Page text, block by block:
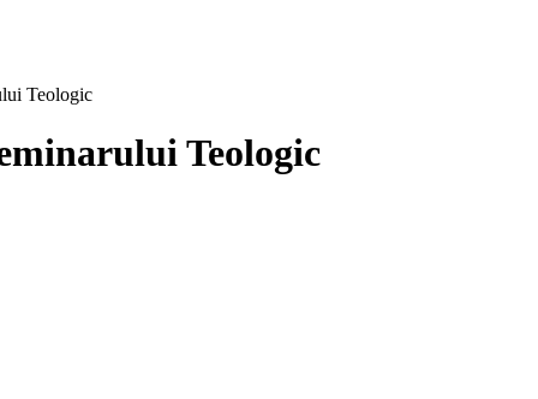
Teologic
Teologic